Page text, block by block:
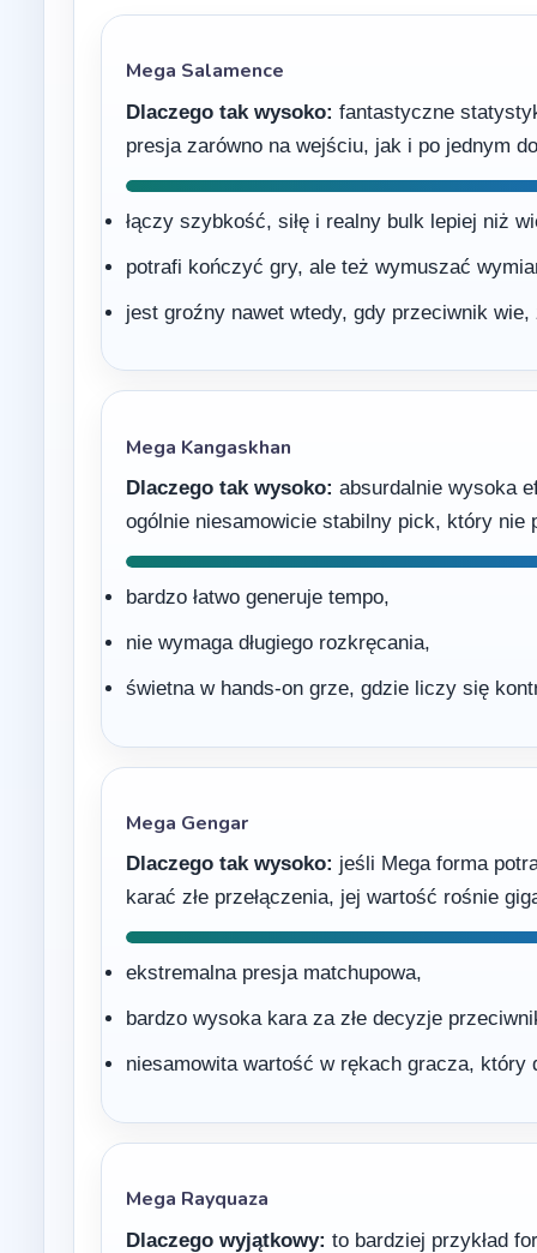
Mega Salamence
Dlaczego tak wysoko: fantastyczne
presja zarówno na wejściu, jak i po jednym
łączy szybkość, siłę i realny bulk lepiej niż
potrafi kończyć gry, ale też wymuszać
jest groźny nawet wtedy, gdy przeciwnik
Mega Kangaskhan
Dlaczego tak wysoko: absurdalnie wysoka
ogólnie niesamowicie stabilny pick, który nie
bardzo łatwo generuje tempo,
nie wymaga długiego rozkręcania,
świetna w hands-on grze, gdzie liczy się
Mega Gengar
Dlaczego tak wysoko: jeśli Mega forma
karać złe przełączenia, jej wartość rośnie
ekstremalna presja matchupowa,
bardzo wysoka kara za złe decyzje
niesamowita wartość w rękach gracza, który
Mega Rayquaza
Dlaczego wyjątkowy: to bardziej przykład